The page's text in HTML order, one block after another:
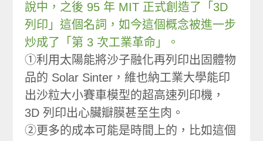
說中，之後 95 年 MIT 正式創造了「3D
列印」這個名詞，如今這個概念被進一步
炒成了「第 3 次工業革命」。
①利用太陽能將沙子融化再列印出固體物
品的 Solar Sinter，維也納工業大學能印
出沙粒大小賽車模型的超高速列印機，
3D 列印出心臟瓣膜甚至生肉。
②更多的成本可能是時間上的，比如這個